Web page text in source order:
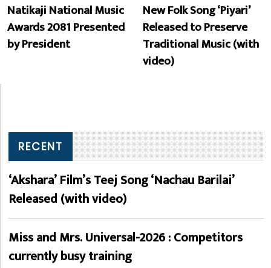
Natikaji National Music
Awards 2081 Presented
by President
New Folk Song ‘Piyari’
Released to Preserve
Traditional Music (with
video)
RECENT
‘Akshara’ Film’s Teej Song ‘Nachau Barilai’
Released (with video)
Miss and Mrs. Universal-2026 : Competitors
currently busy training